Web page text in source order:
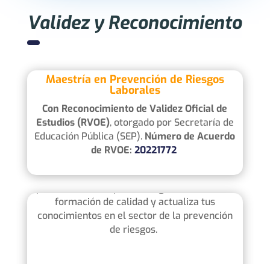
Validez y Reconocimiento
Maestría en Prevención de Riesgos
Laborales
Con Reconocimiento de Validez Oficial de
Estudios (RVOE), otorgado por Secretaría de
Educación Pública (SEP). Número de Acuerdo
de RVOE: 20221772
Maestría en Dirección y Gestión de
Instituciones Sanitarias
Cumple con todos losrequisitosestablecidos
formación de calidad y actualiza tus
conocimientos en el sector de la prevención
de riesgos.